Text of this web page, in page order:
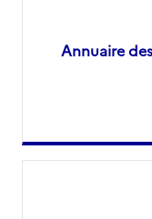
Annuaire